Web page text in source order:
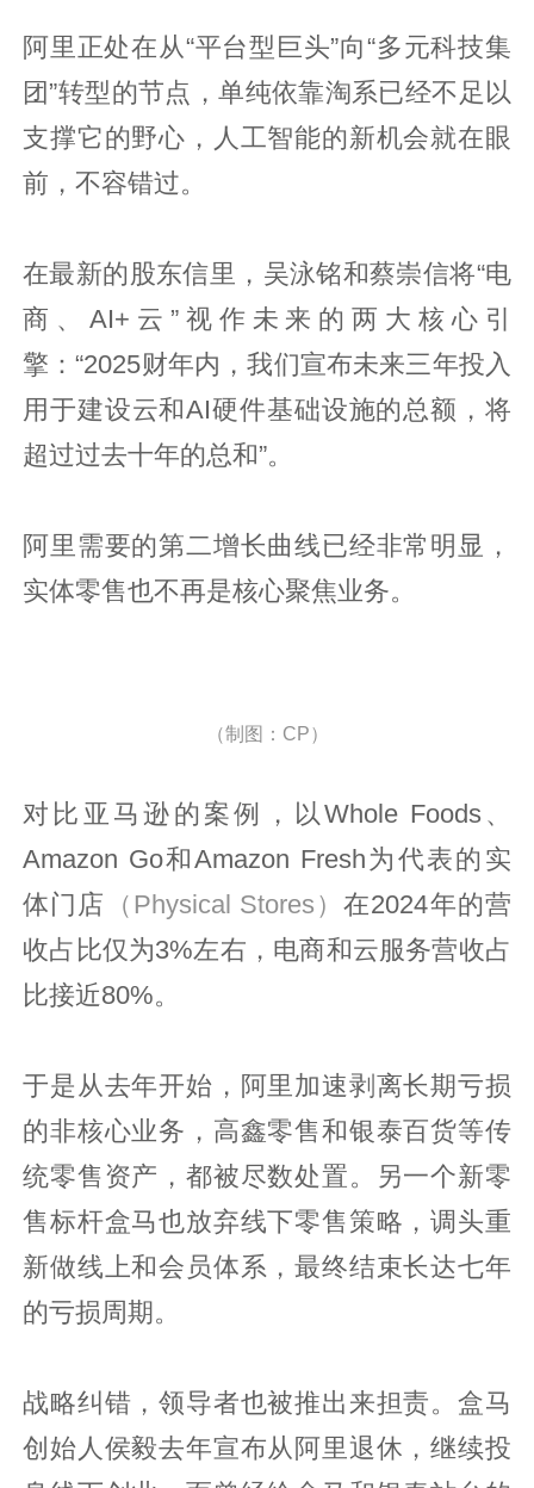
阿里正处在从“平台型巨头”向“多元科技集
团”转型的节点，单纯依靠淘系已经不足以
支撑它的野心，人工智能的新机会就在眼
前，不容错过。
在最新的股东信里，吴泳铭和蔡崇信将“电
商、AI+云”视作未来的两大核心引
擎：“2025财年内，我们宣布未来三年投入
用于建设云和AI硬件基础设施的总额，将
超过过去十年的总和”。
阿里需要的第二增长曲线已经非常明显，
实体零售也不再是核心聚焦业务。
（制图：CP）
对比亚马逊的案例，以Whole Foods、
Amazon Go和Amazon Fresh为代表的实
体门店
（Physical Stores）在2024年的营
收占比仅为3%左右，电商和云服务营收占
比接近80%。
于是从去年开始，阿里加速剥离长期亏损
的非核心业务，高鑫零售和银泰百货等传
统零售资产，都被尽数处置。另一个新零
售标杆盒马也放弃线下零售策略，调头重
新做线上和会员体系，最终结束长达七年
的亏损周期。
战略纠错，领导者也被推出来担责。盒马
创始人侯毅去年宣布从阿里退休，继续投